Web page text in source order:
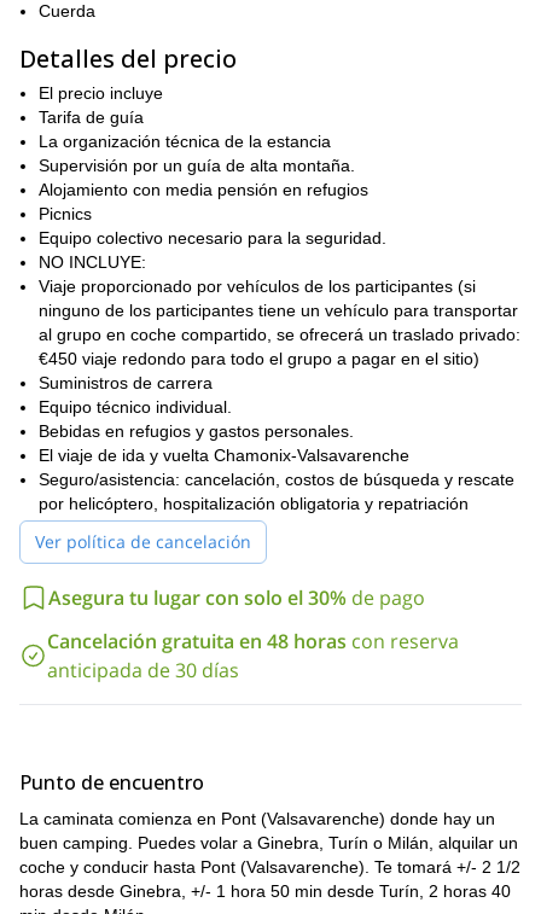
escalaremos hasta la cumbre del Gran Paradiso y disfrutaremos
de regresar al refugio Víctor Emmanuel.
Antes de despedirnos, culminaremos nuestra aventura con un
ascenso contemplativo de Tresenta, ofreciendo espléndidas
vistas del macizo del Gran Paradiso. Luego descenderemos al
refugio Víctor Emmanuel II y regresaremos al valle al final de la
tarde.
Este es un ascenso muy especial porque:
Podemos tener la oportunidad de observar
animales alpinos (como íbices y rebecos) en el
camino al refugio;
Los refugios italianos son siempre muy acogedores
y la comida es fantástica;
Las vistas son impresionantes en el camino de
subida, bajada y desde la cumbre;
El Gran Paradiso es muy frecuentemente escalado
por alpinistas que desean prepararse y aclimatarse
para ascender al Mont Blanc.
Entonces, ¿estás listo para descubrir esta increíble montaña en
los Alpes italianos? No dudes en contactarnos. ¡Será un placer
guiarte!
Cuerda
Detalles del precio
El precio incluye
Tarifa de guía
La organización técnica de la estancia
Supervisión por un guía de alta montaña.
Alojamiento con media pensión en refugios
Picnics
Equipo colectivo necesario para la seguridad.
NO INCLUYE:
Viaje proporcionado por vehículos de los participantes (si
ninguno de los participantes tiene un vehículo para transportar
al grupo en coche compartido, se ofrecerá un traslado privado:
€450 viaje redondo para todo el grupo a pagar en el sitio)
Suministros de carrera
Equipo técnico individual.
Bebidas en refugios y gastos personales.
El viaje de ida y vuelta Chamonix-Valsavarenche
Seguro/asistencia: cancelación, costos de búsqueda y rescate
por helicóptero, hospitalización obligatoria y repatriación
Ver política de cancelación
Asegura tu lugar con solo el 30% de pago
Cancelación gratuita en 48 horas con reserva
anticipada de 30 días
Punto de encuentro
La caminata comienza en Pont (Valsavarenche) donde hay un
buen camping. Puedes volar a Ginebra, Turín o Milán, alquilar un
coche y conducir hasta Pont (Valsavarenche). Te tomará +/- 2 1/2
horas desde Ginebra, +/- 1 hora 50 min desde Turín, 2 horas 40